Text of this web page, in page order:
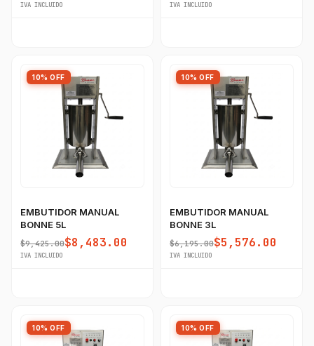
IVA INCLUIDO IVA INCLUIDO
10% OFF
EMBUTIDOR MANUAL
BONNE 5L
$9,425.00$8,483.00
IVA INCLUIDO
10% OFF
EMBUTIDOR MANUAL
BONNE 3L
$6,195.00$5,576.00
IVA INCLUIDO
10% OFF 10% OFF